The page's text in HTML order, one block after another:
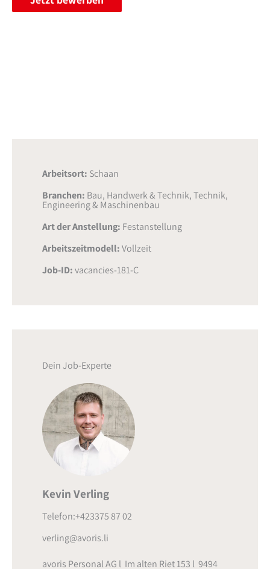
Arbeitsort: Schaan
Branchen: Bau, Handwerk & Technik,Technik,
Engineering & Maschinenbau
Art der Anstellung: Festanstellung
Arbeitszeitmodell:Vollzeit
Job-ID:vacancies-181-C
Dein Job-Experte
Kevin Verling
Telefon:+423375 87 02
verling@avoris.li
avoris Personal AG l Im alten Riet 153 l 9494